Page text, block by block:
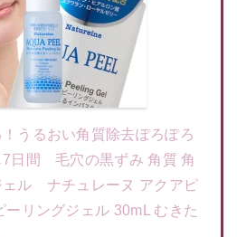
うるおい角質除去ぽろぽろ
日間 毛穴の黒ずみ 角質 角
ェル ナチュレーヌ アクアピ
ーリングジェル 30mL むきた